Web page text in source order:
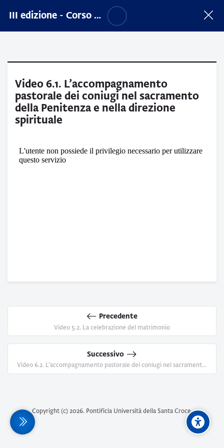
III edizione - Corso sull'accompagnamento sacerdotale nel Cammino matrimoniale
Video 6.1. L’accompagnamento
pastorale dei coniugi nel sacramento
della Penitenza e nella direzione
spirituale
Precedente
Video 5.2. La celebrazione del matrimonio
Successivo
Video 6.2. L’accompagnamento pastorale dei coniugi nel sacramento della Penitenza e nella direzione spirituale
Copyright (c)2026. Pontificia Università della Santa Croce.